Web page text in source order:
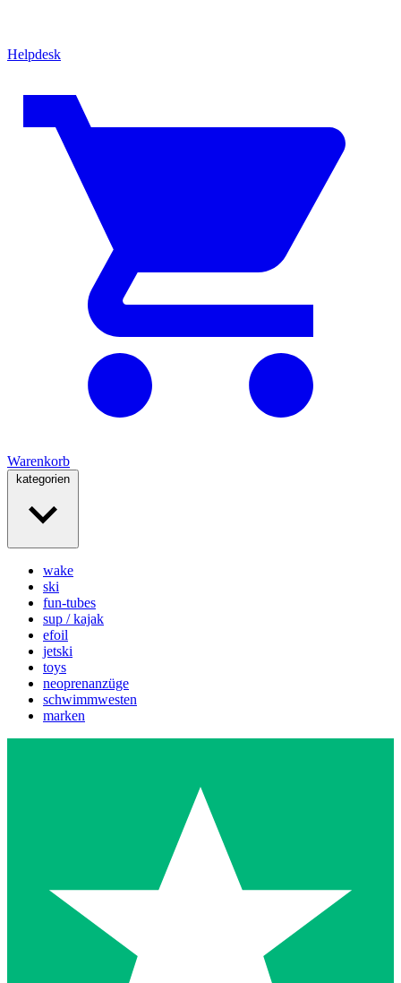
Helpdesk
Warenkorb
kategorien
wake
ski
fun-tubes
sup / kajak
efoil
jetski
toys
neoprenanzüge
schwimmwesten
marken